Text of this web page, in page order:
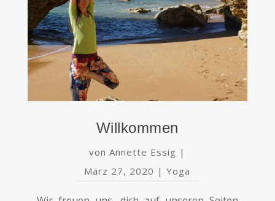
Willkommen
vonAnnette Essig |
März 27, 2020 |Yoga